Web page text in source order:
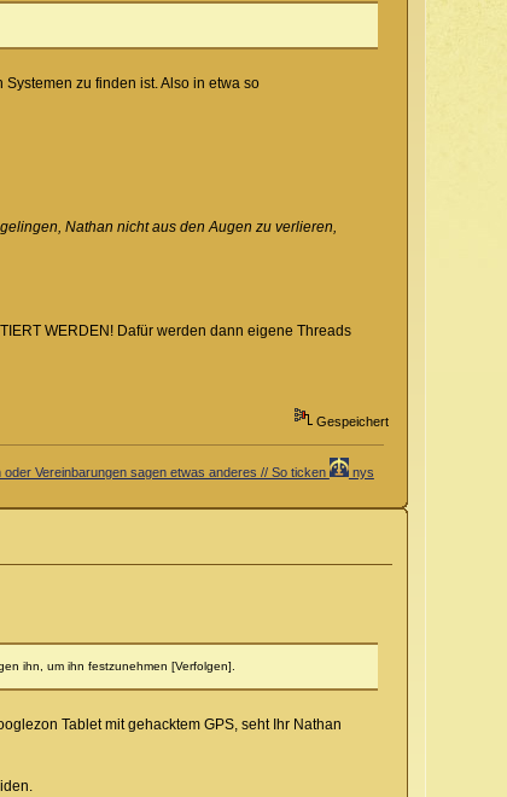
zu finden ist. Also in etwa so
Nathan nicht aus den Augen zu verlieren,
WERDEN! Dafür werden dann eigene Threads
Gespeichert
Vereinbarungen sagen etwas anderes // So ticken
nys
ihn, um ihn festzunehmen [Verfolgen].
Tablet mit gehacktem GPS, seht Ihr Nathan